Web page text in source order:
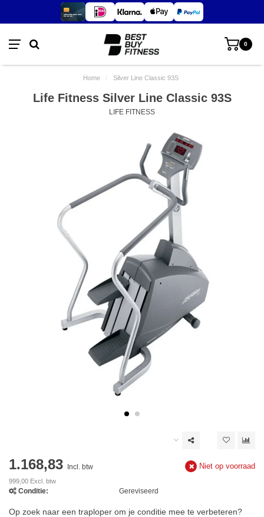
0
Home / Silver Line Classic 93S
Life Fitness Silver Line Classic 93S
LIFE FITNESS
1.168,83 Incl. btw
999,00 Excl. btw
Niet op voorraad
Conditie: Gereviseerd
Op zoek naar een traploper om je conditie mee te verbeteren?